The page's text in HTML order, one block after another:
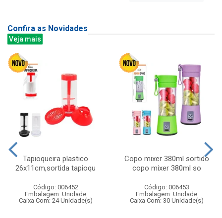
Confira as Novidades
Veja mais
Tapioqueira plastico
26x11cm,sortida tapioqu
Código: 006452
Embalagem: Unidade
Caixa Com: 24 Unidade(s)
Copo mixer 380ml sortido
copo mixer 380ml so
Código: 006453
Embalagem: Unidade
Caixa Com: 30 Unidade(s)